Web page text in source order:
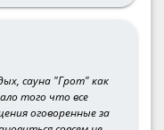
сауна "Грот" как
того что все
оговоренные за